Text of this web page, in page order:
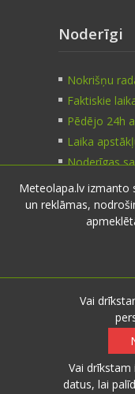
Noderīgi
Nokrišņu
Faktiskie
Pēdējo 24h
Laika
Noderīgas
Kontakti
Seko mums
Meteolapa.lv izmanto
un reklāmas,
Vai
Vai
datus, lai